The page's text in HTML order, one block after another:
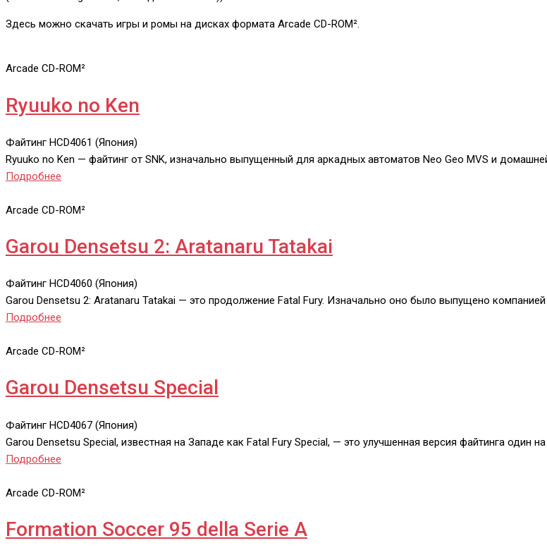
Здесь можно скачать игры и ромы на дисках формата Arcade CD-ROM².
Arcade CD-ROM²
Ryuuko no Ken
Файтинг HCD4061 (Япония)
Ryuuko no Ken — файтинг от SNK, изначально выпущенный для аркадных автоматов Neo Geo MVS и
Подробнее
Arcade CD-ROM²
Garou Densetsu 2: Aratanaru Tatakai
Файтинг HCD4060 (Япония)
Garou Densetsu 2: Aratanaru Tatakai — это продолжение Fatal Fury. Изначально оно было выпущено
Подробнее
Arcade CD-ROM²
Garou Densetsu Special
Файтинг HCD4067 (Япония)
Garou Densetsu Special, известная на Западе как Fatal Fury Special, — это улучшенная версия файтинга один
Подробнее
Arcade CD-ROM²
Formation Soccer 95 della Serie A